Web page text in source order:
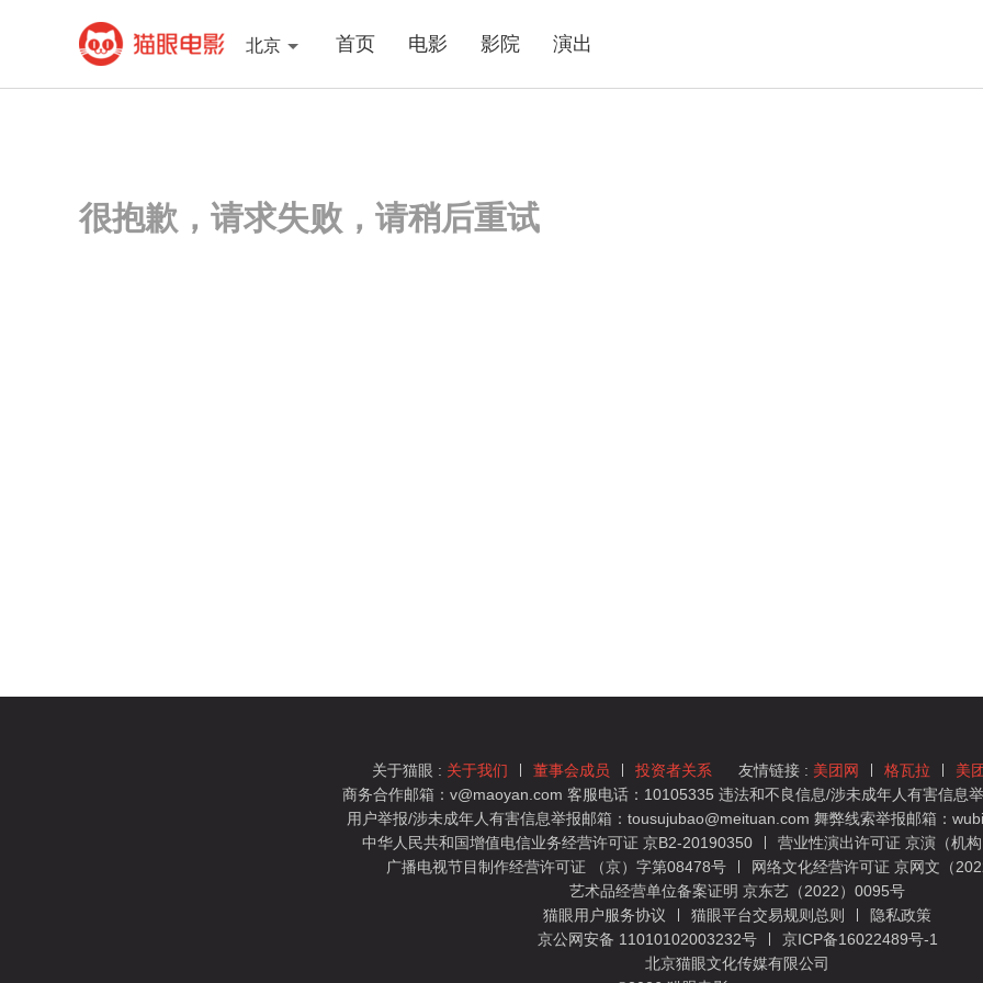
北京 首页 电影 影院 演出
很抱歉，请求失败，请稍后重试
关于猫眼 : 关于我们 董事会成员 投资者关系 友情链接 : 美团网 格瓦拉 美
商务合作邮箱：v@maoyan.com 客服电话：10105335 违法和不良信息/涉未成年人有害信息
用户举报/涉未成年人有害信息举报邮箱：tousujubao@meituan.com 舞弊线索举报邮箱：
中华人民共和国增值电信业务经营许可证 京B2-20190350
营业性演出许可证 京演（机
广播电视节目制作经营许可证 （京）字第08478号
网络文化经营许可证 京网文（
艺术品经营单位备案证明 京东艺（2022）0095号
猫眼用户服务协议
猫眼平台交易规则总则
隐私政策
京公网安备 11010102003232号
京ICP备16022489号-1
北京猫眼文化传媒有限公司